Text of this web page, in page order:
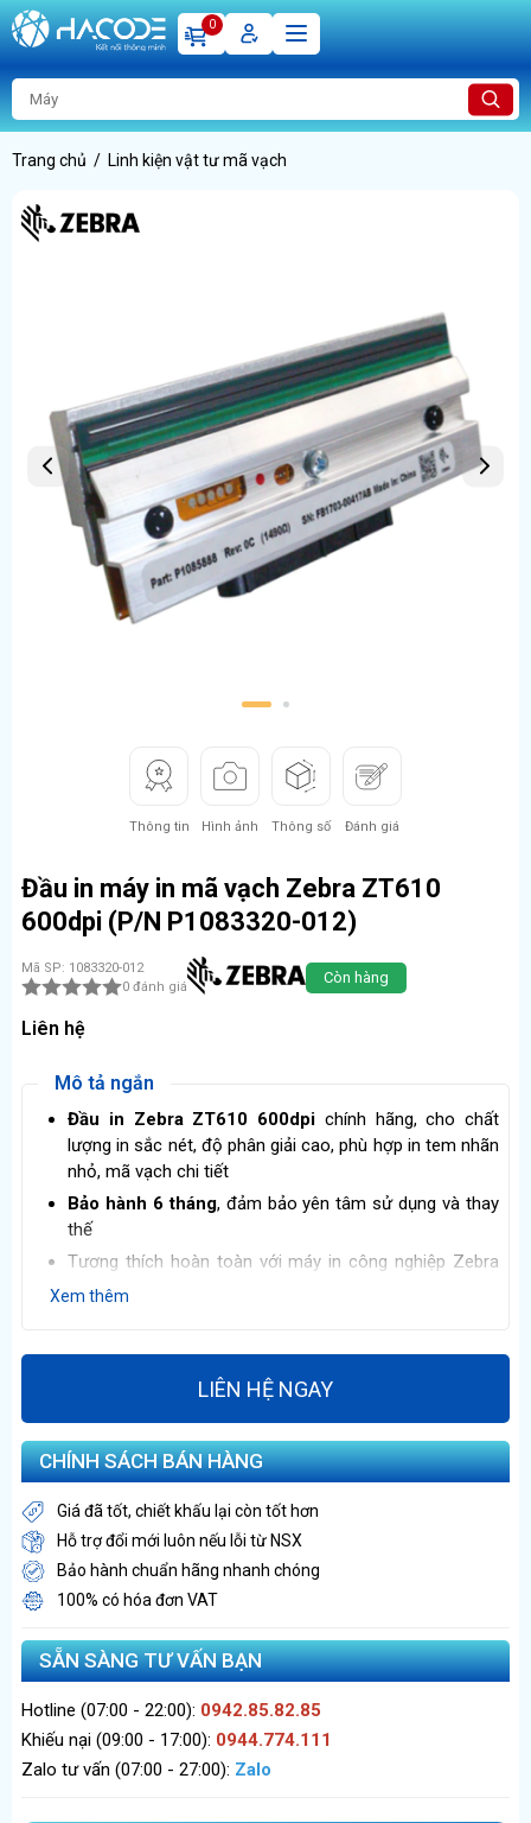
0
Trang chủ Linh kiện vật tư mã vạch
1
Thông tin Hình ảnh Thông số Đánh giá
Đầu in máy in mã vạch Zebra ZT610
600dpi (P/N P1083320-012)
Mã SP: 1083320-012
0 đánh giá
Còn hàng
Liên hệ
Mô tả ngắn
Đầu in Zebra ZT610 600dpi chính hãng, cho chất
lượng in sắc nét, độ phân giải cao, phù hợp in tem nhãn
nhỏ, mã vạch chi tiết
Bảo hành 6 tháng, đảm bảo yên tâm sử dụng và thay
thế
Tương thích hoàn toàn với máy in công nghiệp Zebra
ZT610, dễ dàng lắp đặt và vận hành ổn định
Xem thêm
LIÊN HỆ NGAY
CHÍNH SÁCH BÁN HÀNG
Giá đã tốt, chiết khấu lại còn tốt hơn
Hỗ trợ đổi mới luôn nếu lỗi từ NSX
Bảo hành chuẩn hãng nhanh chóng
100% có hóa đơn VAT
SẴN SÀNG TƯ VẤN BẠN
Hotline (07:00 - 22:00): 0942.85.82.85
Khiếu nại (09:00 - 17:00): 0944.774.111
Zalo tư vấn (07:00 - 27:00): Zalo